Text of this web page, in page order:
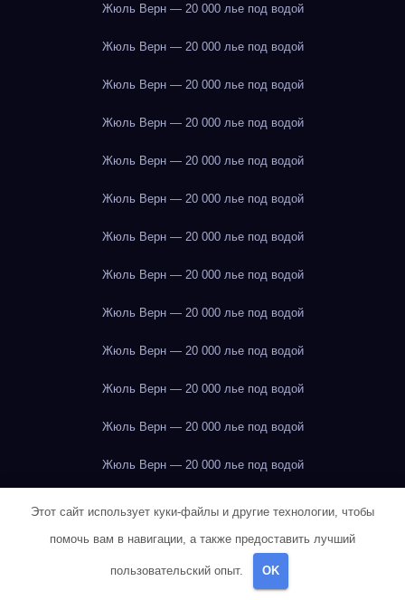
Жюль Верн — 20 000 лье под водой
Жюль Верн — 20 000 лье под водой
Жюль Верн — 20 000 лье под водой
Жюль Верн — 20 000 лье под водой
Жюль Верн — 20 000 лье под водой
Жюль Верн — 20 000 лье под водой
Жюль Верн — 20 000 лье под водой
Жюль Верн — 20 000 лье под водой
Жюль Верн — 20 000 лье под водой
Жюль Верн — 20 000 лье под водой
Жюль Верн — 20 000 лье под водой
Жюль Верн — 20 000 лье под водой
Жюль Верн — 20 000 лье под водой
Жюль Верн — 20 000 лье под водой
Жюль Верн — 20 000 лье под водой
Этот сайт использует куки-файлы и другие технологии, чтобы
помочь вам в навигации, а также предоставить лучший
пользовательский опыт. OK